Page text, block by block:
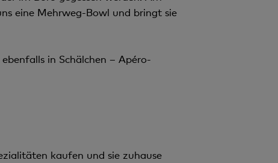
eine Mehrweg-Bowl und bringt sie
in Schälchen – Apéro-
kaufen und sie zuhause